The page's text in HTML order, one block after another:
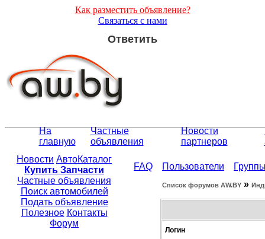
Как разместить объявление?
Связаться с нами
Ответить
На
главную
Частные
объявления
Новости
партнеров
Новости АвтоКаталог
Купить Запчасти
Частные объявления
Поиск автомобилей
Подать объявление
Полезное Контакты
Форум
FAQ Пользователи
Список форумов АW.BY »
Логин